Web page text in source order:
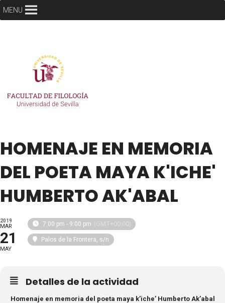
MENU
HOMENAJE EN MEMORIA
DEL POETA MAYA K'ICHE'
HUMBERTO AK'ABAL
2019
MAR
21
MAY
7:00 pm - 9:00 pm (GMT+00:00)
Palos de la Frontera, s/n
Detalles de la actividad
Homenaje en memoria del poeta maya k’iche’ Humberto Ak’abal